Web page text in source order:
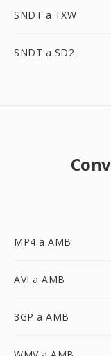
SNDT a TXW
SNDT a SD2
MP4 a AMB
AVI a AMB
3GP a AMB